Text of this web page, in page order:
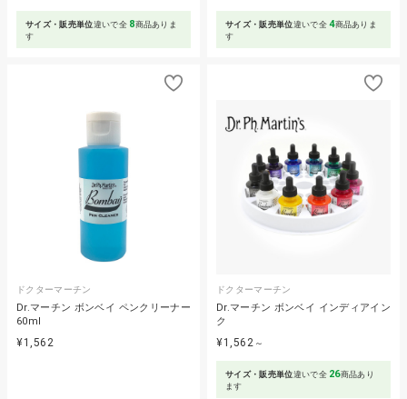
サイズ・販売単位違いで全 8商品ありま
す
サイズ・販売単位違いで全4商品ありま
す
ドクターマーチン
Dr.マーチン ボンベイ ペンクリーナー
60ml
¥1,562
ドクターマーチン
Dr.マーチン ボンベイ インディアイン
ク
¥1,562 ～
サイズ・販売単位違いで全 26商品あり
ます